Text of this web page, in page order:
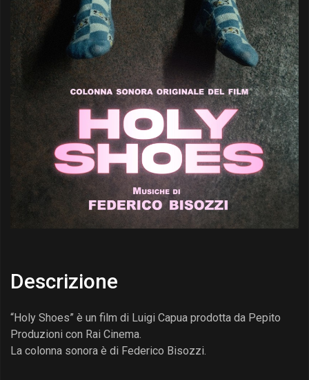
Descrizione
“Holy Shoes” è un film di Luigi Capua prodotta da Pepito
Produzioni con Rai Cinema.
La colonna sonora è di Federico Bisozzi.